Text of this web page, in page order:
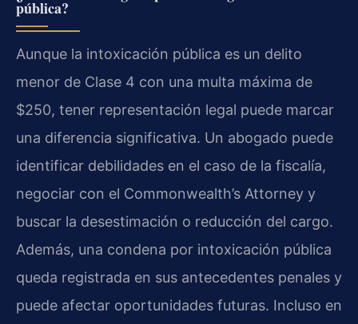
pública?
Aunque la intoxicación pública es un delito
menor de Clase 4 con una multa máxima de
$250, tener representación legal puede marcar
una diferencia significativa. Un abogado puede
identificar debilidades en el caso de la fiscalía,
negociar con el Commonwealth’s Attorney y
buscar la desestimación o reducción del cargo.
Además, una condena por intoxicación pública
queda registrada en sus antecedentes penales y
puede afectar oportunidades futuras. Incluso en